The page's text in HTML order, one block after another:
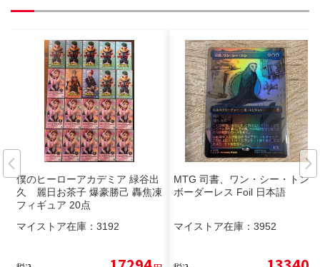
僕のヒーローアカデミア 緑谷出
久 麗日お茶子 爆豪勝己 轟焦凍
フィギュア 20点
マイストア在庫： 3192
MTG 司書、ワン・シー・トン
ボーダーレス Foil 日本語
マイストア在庫： 3952